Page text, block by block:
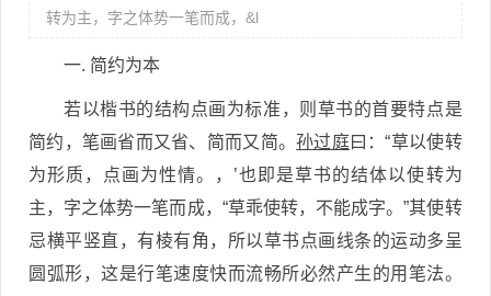
转为主，字之体势一笔而成，&l
一. 简约为本
若以楷书的结构点画为标准，则草书的首要特点是
简约，笔画省而又省、简而又简。孙过庭曰：“草以使转
为形质，点画为性情。，’也即是草书的结体以使转为
主，字之体势一笔而成，“草乖使转，不能成字。”其使转
忌横平竖直，有棱有角，所以草书点画线条的运动多呈
圆弧形，这是行笔速度快而流畅所必然产生的用笔法。